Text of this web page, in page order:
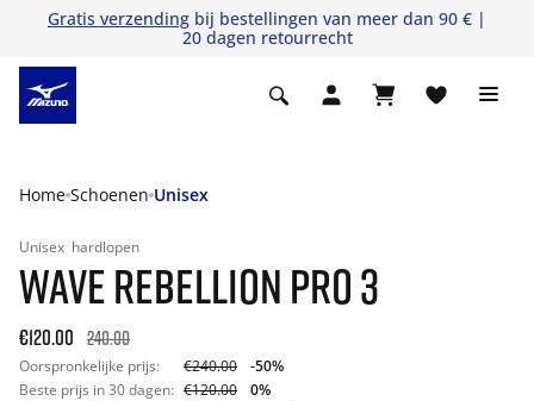
Gratis verzending bij bestellingen van meer dan 90 € |
20 dagen retourrecht
Home Schoenen Unisex
Unisex hardlopen
WAVE REBELLION PRO 3
€120.00 240.00
Oorspronkelijke prijs: €240.00
-50%
Beste prijs in 30 dagen: €120.00
0%